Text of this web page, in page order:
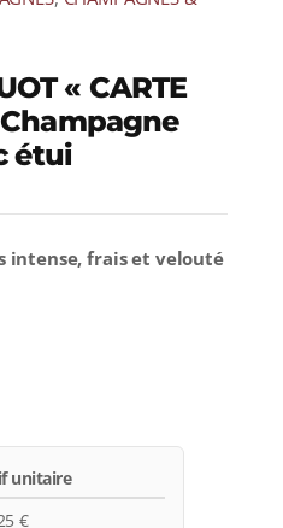
« CARTE
étui
intense, frais et velouté
unitaire
€